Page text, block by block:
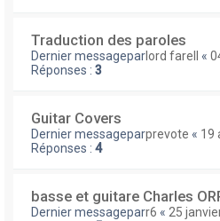
Traduction des paroles
Dernier messageparlord farell «
Réponses : 3
Guitar Covers
Dernier messageparprevote « 19
Réponses : 4
basse et guitare Charles
Dernier messageparr6 « 25